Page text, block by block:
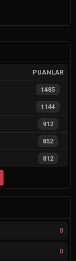
PUANLAR
1485
1144
912
852
812
0
0